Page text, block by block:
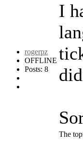
rogerpz
OFFLINE
Posts: 8
I
The